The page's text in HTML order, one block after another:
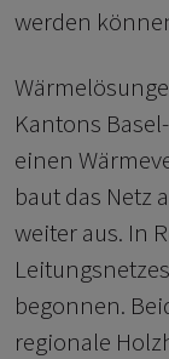
werden
Kantons
einen
baut das Netz
weiter aus. In
begonnen.
regionale